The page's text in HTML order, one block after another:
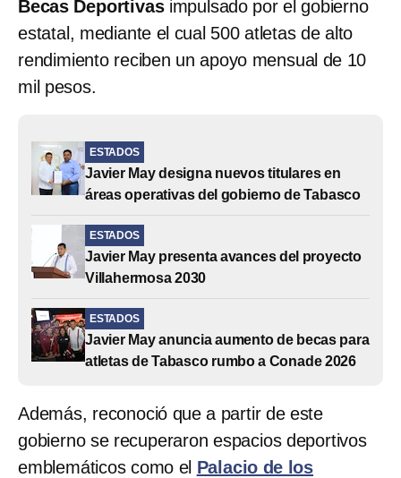
Becas Deportivasimpulsado por el gobierno
estatal, mediante el cual 500 atletas de alto
rendimiento reciben un apoyo mensual de 10
mil pesos.
ESTADOS
Javier May designa nuevos titulares en
áreas operativas del gobierno de Tabasco
ESTADOS
Javier May presenta avances del proyecto
Villahermosa 2030
ESTADOS
Javier May anuncia aumento de becas para
atletas de Tabasco rumbo a Conade 2026
Además, reconoció que a partir de este
gobierno se recuperaron espacios deportivos
emblemáticos como el Palacio de los